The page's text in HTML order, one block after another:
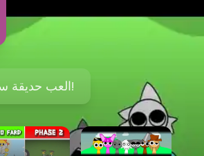
العب حديقة سبرنكي (تفاعلية) أونلاين - لا حاجة إلى تنزيلات!